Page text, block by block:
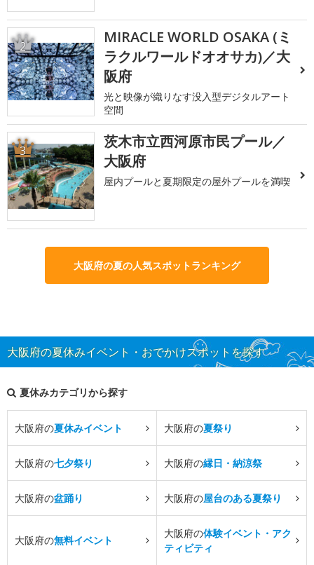
2
MIRACLE WORLD OSAKA (ミ
ラクルワールドオオサカ)／大
阪府
光と映像が織りなす没入型デジタルアート
空間
3
茨木市立西河原市民プール／
大阪府
屋内プールと夏期限定の屋外プールを満喫
大阪府の夏の人気スポットランキング
大阪府の夏休みイベント・おでかけスポットを探す
夏休みカテゴリから探す
大阪府の夏休みイベント 大阪府の夏祭り
大阪府の七夕祭り 大阪府の縁日・納涼祭
大阪府の盆踊り 大阪府の屋台のある夏祭り
大阪府の無料イベント
大阪府の体験イベント・アク
ティビティ